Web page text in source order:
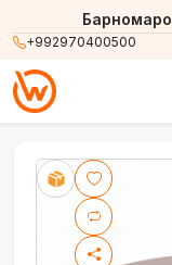
+992970400500